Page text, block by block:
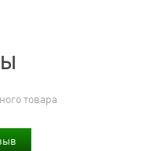
товара